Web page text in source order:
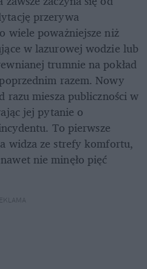
przerywa
wiele poważniejsze niż
w lazurowej wodzie lub
trumnie na pokład
razem. Nowy
razu miesza publiczności w
jej pytanie o
To pierwsze
widza ze strefy komfortu,
nie minęło pięć